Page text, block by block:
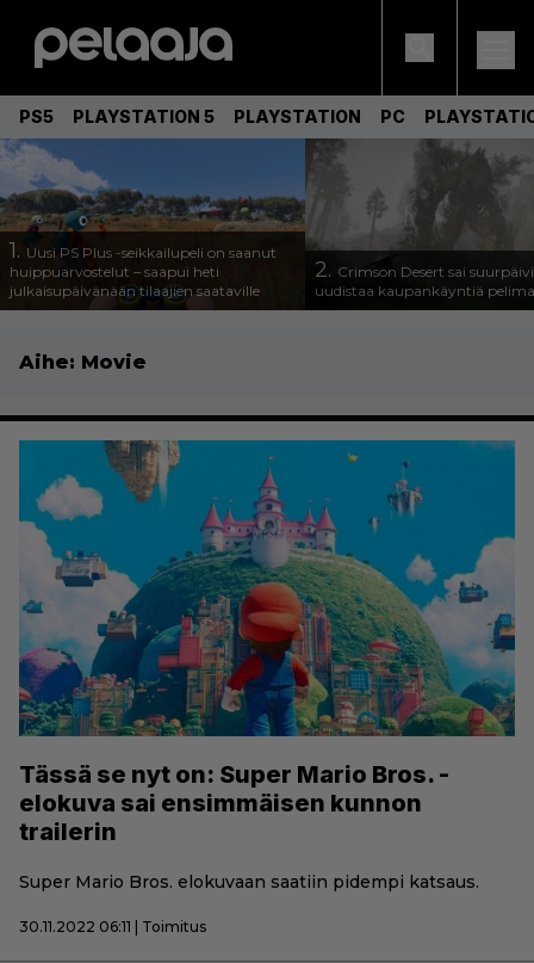
PS5 PLAYSTATION 5 PLAYSTATION PC
1. Uusi PS Plus -seikkailupeli on saanut
huippuarvostelut – saapui heti
julkaisupäivänään tilaajien saataville
2. Crimson Desert sai
uudistaa kaupankäyntiä
Aihe: Movie
Tässä se nyt on: Super Mario Bros. -
elokuva sai ensimmäisen kunnon
trailerin
Super Mario Bros. elokuvaan saatiin pidempi katsaus.
30.11.2022 06:11 | Toimitus